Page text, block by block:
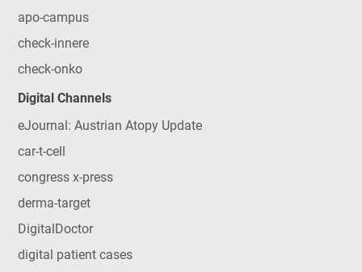
apo-campus
check-innere
check-onko
Digital Channels
eJournal: Austrian Atopy Update
car-t-cell
congress x-press
derma-target
DigitalDoctor
digital patient cases